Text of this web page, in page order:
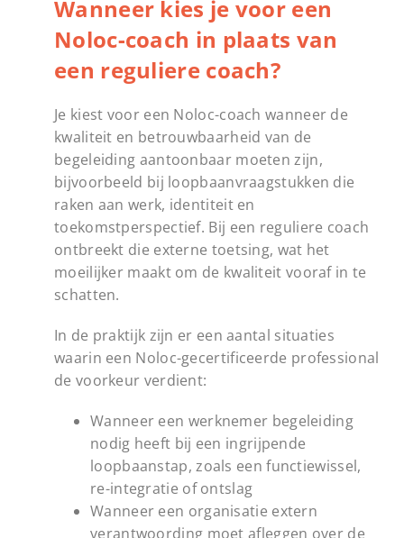
Wanneer kies je voor een
Noloc-coach in plaats van
een reguliere coach?
Je kiest voor een Noloc-coach wanneer de
kwaliteit en betrouwbaarheid van de
begeleiding aantoonbaar moeten zijn,
bijvoorbeeld bij loopbaanvraagstukken die
raken aan werk, identiteit en
toekomstperspectief. Bij een reguliere coach
ontbreekt die externe toetsing, wat het
moeilijker maakt om de kwaliteit vooraf in te
schatten.
In de praktijk zijn er een aantal situaties
waarin een Noloc-gecertificeerde professional
de voorkeur verdient:
Wanneer een werknemer begeleiding
nodig heeft bij een ingrijpende
loopbaanstap, zoals een functiewissel,
re-integratie of ontslag
Wanneer een organisatie extern
verantwoording moet afleggen over de